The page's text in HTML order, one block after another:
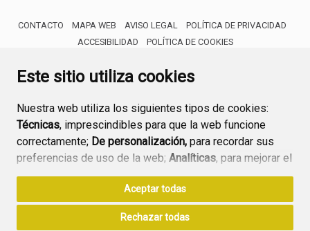
Este sitio utiliza cookies
Nuestra web utiliza los siguientes tipos de cookies:
Técnicas, imprescindibles para que la web funcione
correctamente; De personalización, para recordar sus
preferencias de uso de la web; Analíticas, para mejorar el
funcionamiento de la web y sus servicios.
Si acepta pulsando el botón“Aceptar todas”
consideramos que acepta su uso. Si pulsa el botón
Aceptar todas
Rechazar todas
CONTACTO MAPA WEB AVISO LEGAL
POLÍTICA DE PRIVACIDAD
ACCESIBILIDAD
POLÍTICA DE COOKIES